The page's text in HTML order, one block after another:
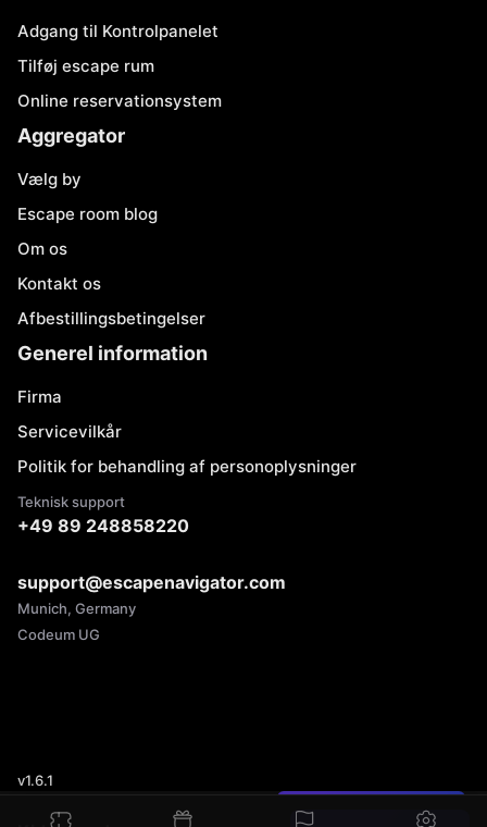
Har du fundet en fejl?
Adgang til Kontrolpanelet
Tilføj escape rum
Online reservationsystem
Aggregator
Vælg by
Escape room blog
Om os
Kontakt os
Afbestillingsbetingelser
Generel information
Firma
Servicevilkår
Politik for behandling af personoplysninger
Teknisk support
+49 89 248858220
support@escapenavigator.com
Munich, Germany
Codeum UG
v1.6.1